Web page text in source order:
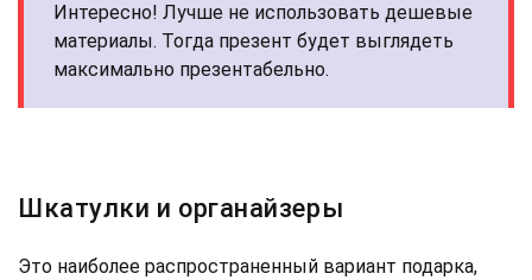
Интересно! Лучше не использовать дешевые
материалы. Тогда презент будет выглядеть
максимально презентабельно.
Шкатулки и органайзеры
Это наиболее распространенный вариант подарка,